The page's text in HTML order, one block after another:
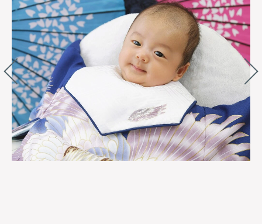
P
r
ev
i
o N
e
xt